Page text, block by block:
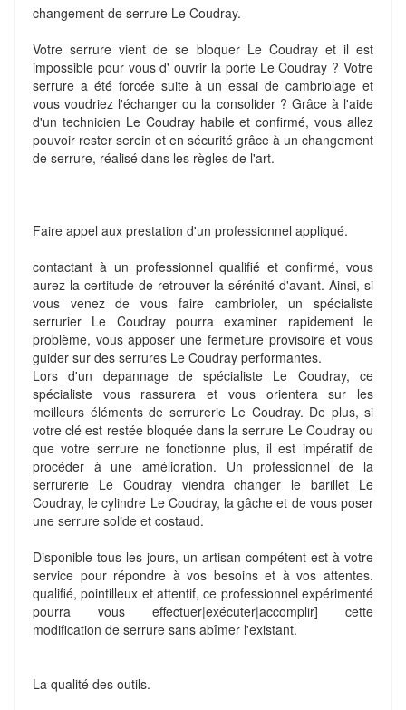
changement de serrure Le Coudray.
Votre serrure vient de se bloquer Le Coudray et il est
impossible pour vous d' ouvrir la porte Le Coudray ? Votre
serrure a été forcée suite à un essai de cambriolage et
vous voudriez l'échanger ou la consolider ? Grâce à l'aide
d'un technicien Le Coudray habile et confirmé, vous allez
pouvoir rester serein et en sécurité grâce à un changement
de serrure, réalisé dans les règles de l'art.
Faire appel aux prestation d'un professionnel appliqué.
contactant à un professionnel qualifié et confirmé, vous
aurez la certitude de retrouver la sérénité d'avant. Ainsi, si
vous venez de vous faire cambrioler, un spécialiste
serrurier Le Coudray pourra examiner rapidement le
problème, vous apposer une fermeture provisoire et vous
guider sur des serrures Le Coudray performantes.
Lors d'un depannage de spécialiste Le Coudray, ce
spécialiste vous rassurera et vous orientera sur les
meilleurs éléments de serrurerie Le Coudray. De plus, si
votre clé est restée bloquée dans la serrure Le Coudray ou
que votre serrure ne fonctionne plus, il est impératif de
procéder à une amélioration. Un professionnel de la
serrurerie Le Coudray viendra changer le barillet Le
Coudray, le cylindre Le Coudray, la gâche et de vous poser
une serrure solide et costaud.
Disponible tous les jours, un artisan compétent est à votre
service pour répondre à vos besoins et à vos attentes.
qualifié, pointilleux et attentif, ce professionnel expérimenté
pourra vous effectuer|exécuter|accomplir] cette
modification de serrure sans abîmer l'existant.
La qualité des outils.